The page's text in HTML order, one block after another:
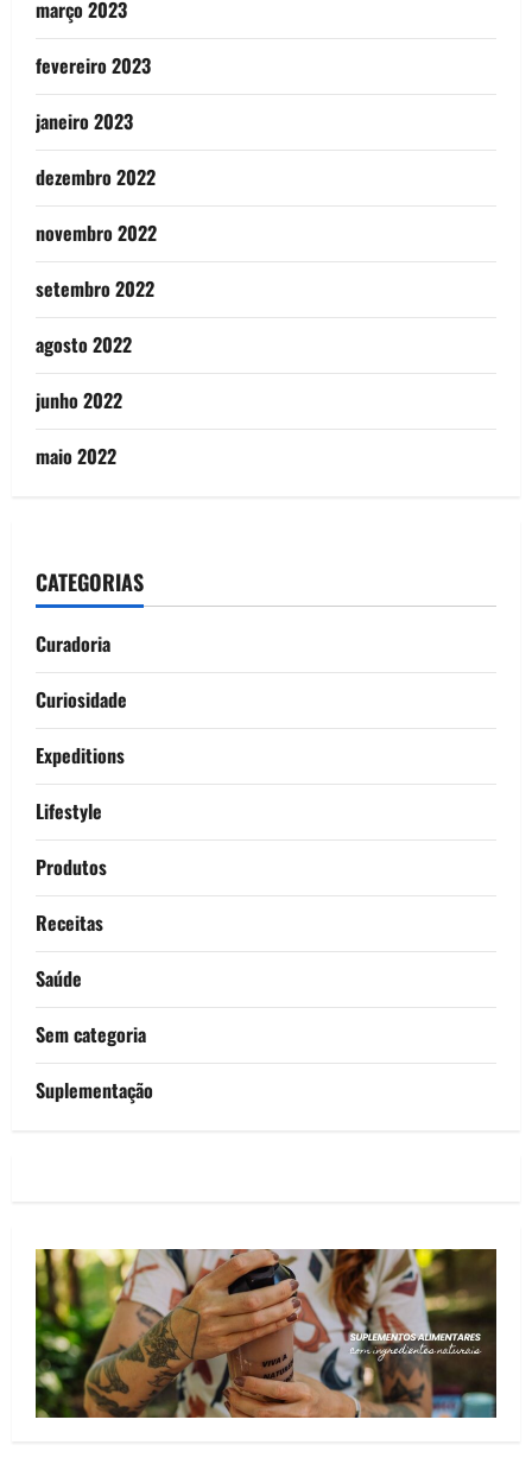
março 2023
fevereiro 2023
janeiro 2023
dezembro 2022
novembro 2022
setembro 2022
agosto 2022
junho 2022
maio 2022
CATEGORIAS
Curadoria
Curiosidade
Expeditions
Lifestyle
Produtos
Receitas
Saúde
Sem categoria
Suplementação